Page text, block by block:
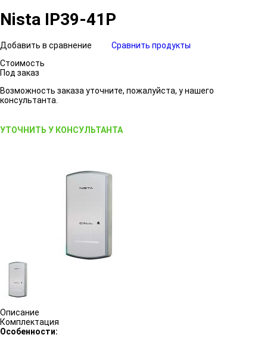
Nista IP39-41P
Добавить в сравнение
Сравнить продукты
Стоимость
Под заказ
Возможность заказа уточните, пожалуйста, у нашего
консультанта.
УТОЧНИТЬ У КОНСУЛЬТАНТА
Описание
Комплектация
Особенности: